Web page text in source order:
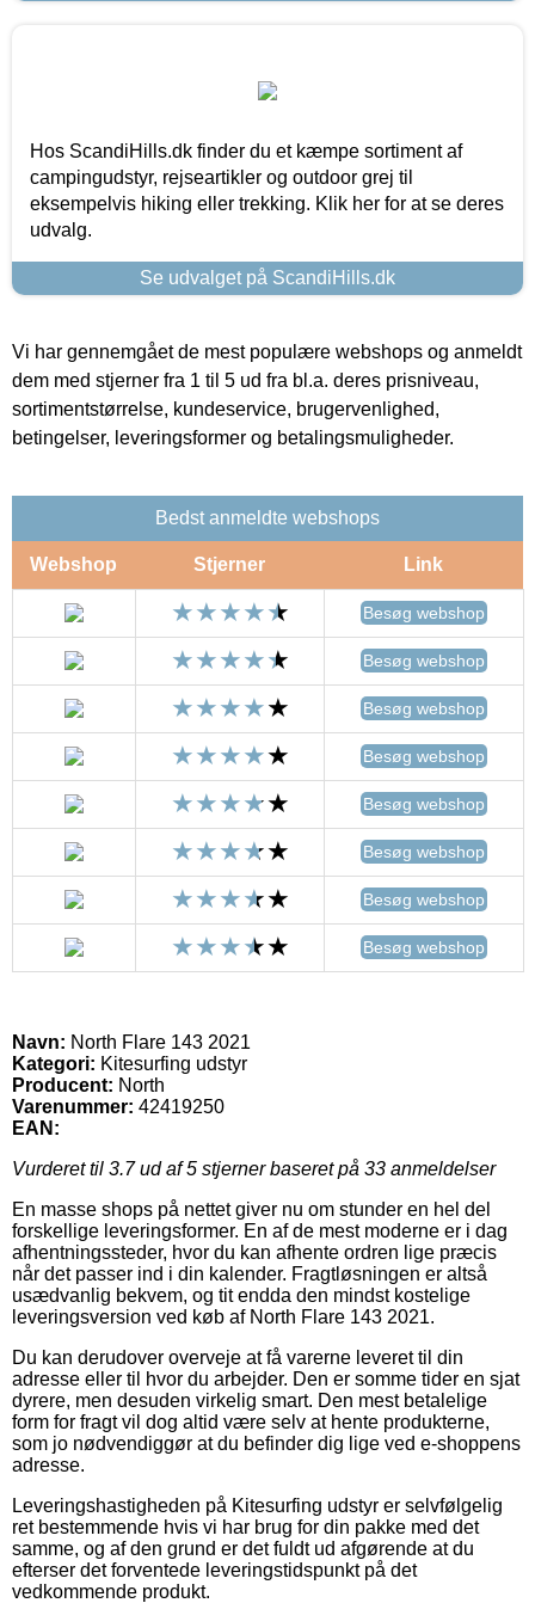
Hos ScandiHills.dk finder du et kæmpe sortiment af
campingudstyr, rejseartikler og outdoor grej til
eksempelvis hiking eller trekking. Klik her for at se deres
udvalg.
Se udvalget på ScandiHills.dk
Vi har gennemgået de mest populære webshops og anmeldt
dem med stjerner fra 1 til 5 ud fra bl.a. deres prisniveau,
sortimentstørrelse, kundeservice, brugervenlighed,
betingelser, leveringsformer og betalingsmuligheder.
Bedst anmeldte webshops
Webshop Stjerner Link
Besøg webshop
Besøg webshop
Besøg webshop
Besøg webshop
Besøg webshop
Besøg webshop
Besøg webshop
Besøg webshop
Navn: North Flare 143 2021
Kategori: Kitesurfing udstyr
Producent: North
Varenummer: 42419250
EAN:
Vurderet til 3.7ud af 5 stjerner baseret på 33 anmeldelser
En masse shops på nettet giver nu om stunder en hel del
forskellige leveringsformer. En af de mest moderne er i dag
afhentningssteder, hvor du kan afhente ordren lige præcis
når det passer ind i din kalender. Fragtløsningen er altså
usædvanlig bekvem, og tit endda den mindst kostelige
leveringsversion ved køb af North Flare 143 2021.
Du kan derudover overveje at få varerne leveret til din
adresse eller til hvor du arbejder. Den er somme tider en sjat
dyrere, men desuden virkelig smart. Den mest betalelige
form for fragt vil dog altid være selv at hente produkterne,
som jo nødvendiggør at du befinder dig lige ved e-shoppens
adresse.
Leveringshastigheden på Kitesurfing udstyr er selvfølgelig
ret bestemmende hvis vi har brug for din pakke med det
samme, og af den grund er det fuldt ud afgørende at du
efterser det forventede leveringstidspunkt på det
vedkommende produkt.